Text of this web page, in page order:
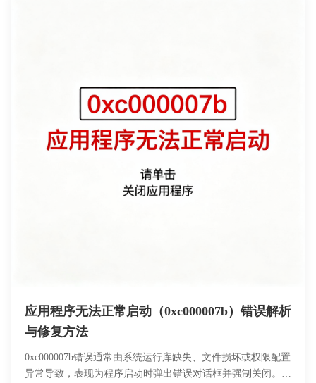
应用程序无法正常启动（0xc000007b）错误解析
与修复方法
0xc000007b错误通常由系统运行库缺失、文件损坏或权限配置
异常导致，表现为程序启动时弹出错误对话框并强制关闭。该